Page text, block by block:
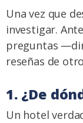
Una vez que
investigar.
preguntas
reseñas de
1. ¿De
Un hotel